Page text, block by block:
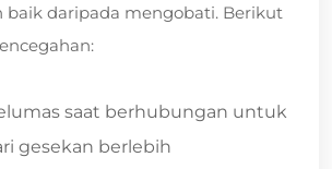
baik daripada mengobati. Berikut
saat berhubungan untuk
gesekan berlebih